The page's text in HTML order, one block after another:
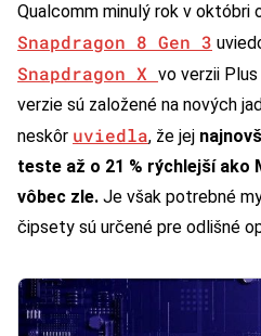
Qualcomm minulý rok v októbri
Snapdragon 8 Gen 3
Snapdragon X vo verzii
verzie sú založené na nových
neskôr uviedla, že jej
teste až o 21 % rýchlejší ako
vôbec zle. Je však potrebné
čipsety sú určené pre odlišné